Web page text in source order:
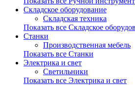
Складское оборудование
Складская техника
Показать все Складское
Станки
Производственная мебель
Показать все Станки
Электрика и свет
Светильники
Показать все Электрика и свет